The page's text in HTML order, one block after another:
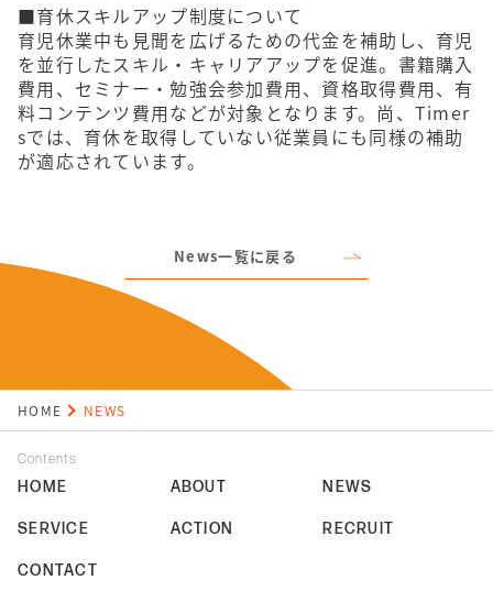
■育休スキルアップ制度について
育児休業中も見聞を広げるための代金を補助し、育児
を並行したスキル・キャリアアップを促進。書籍購入
費用、セミナー・勉強会参加費用、資格取得費用、有
料コンテンツ費用などが対象となります。尚、Timer
sでは、育休を取得していない従業員にも同様の補助
が適応されています。
News一覧に戻る
HOME NEWS
Contents
HOME ABOUT NEWS
SERVICE ACTION RECRUIT
CONTACT